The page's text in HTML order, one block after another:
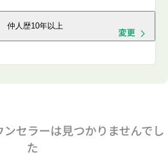
仲人歴10年以上
変更
セラーは見つかりませんでし
た